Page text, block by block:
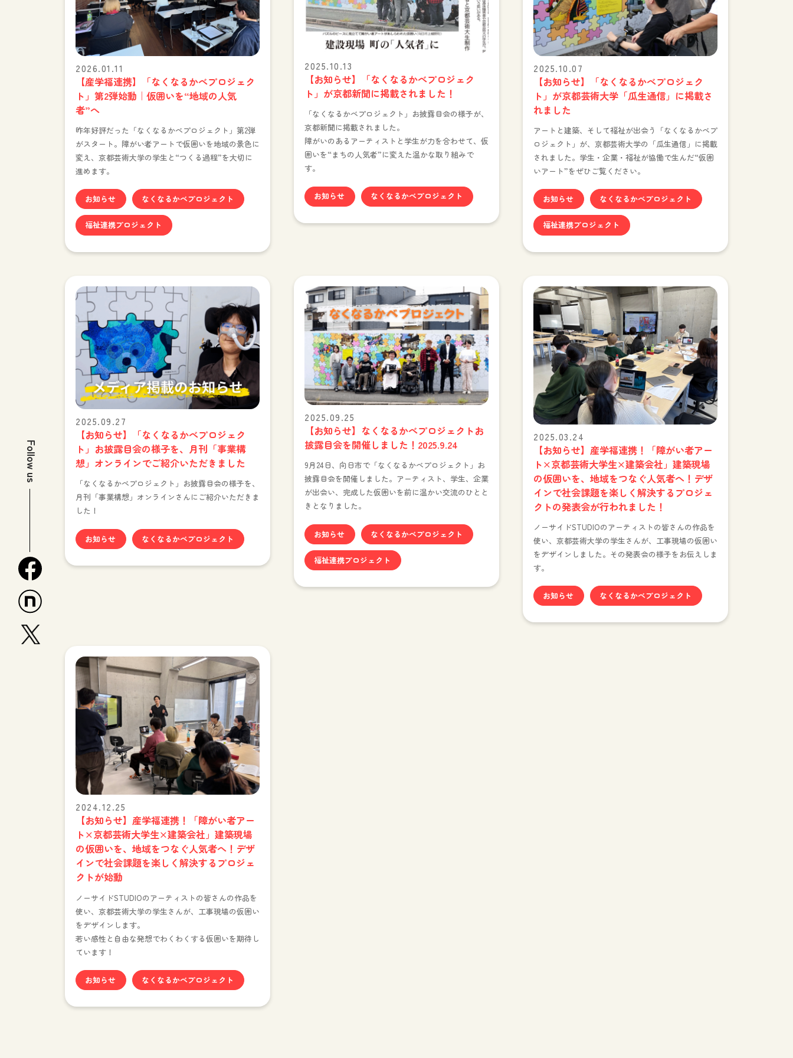
Follow us
facebook
2026.01.11
【産学福連携】「なくなるかべプロジェク
ト」第2弾始動｜仮囲いを“地域の人気
者”へ
昨年好評だった「なくなるかべプロジェクト」第2弾
がスタート。障がい者アートで仮囲いを地域の景色に
変え、京都芸術大学の学生と“つくる過程”を大切に
進めます。
お知らせ なくなるかべプロジェクト
福祉連携プロジェクト
2025.10.13
【お知らせ】「なくなるかべプロジェク
ト」が京都新聞に掲載されました！
「なくなるかべプロジェクト」お披露目会の様子が、
京都新聞に掲載されました。
障がいのあるアーティストと学生が力を合わせて、仮
囲いを“まちの人気者”に変えた温かな取り組みで
す。
お知らせ なくなるかべプロジェクト
2025.10.07
【お知らせ】「なくなるかべプロジェク
ト」が京都芸術大学「瓜生通信」に掲載さ
れました
アートと建築、そして福祉が出会う「なくなるかべプ
ロジェクト」が、京都芸術大学の「瓜生通信」に掲載
されました。学生・企業・福祉が協働で生んだ“仮囲
いアート”をぜひご覧ください。
お知らせ なくなるかべプロジェクト
福祉連携プロジェクト
2025.09.27
【お知らせ】「なくなるかべプロジェク
ト」お披露目会の様子を、月刊「事業構
想」オンラインでご紹介いただきました
「なくなるかべプロジェクト」お披露目会の様子を、
月刊「事業構想」オンラインさんにご紹介いただきま
した！
お知らせ なくなるかべプロジェクト
2025.09.25
【お知らせ】なくなるかべプロジェクトお
披露目会を開催しました！2025.9.24
9月24日、向日市で「なくなるかべプロジェクト」お
披露目会を開催しました。アーティスト、学生、企業
が出会い、完成した仮囲いを前に温かい交流のひとと
きとなりました。
お知らせ なくなるかべプロジェクト
福祉連携プロジェクト
2025.03.24
【お知らせ】産学福連携！「障がい者アー
ト×京都芸術大学生×建築会社」建築現場
の仮囲いを、地域をつなぐ人気者へ！デザ
インで社会課題を楽しく解決するプロジェ
クトの発表会が行われました！
ノーサイドSTUDIOのアーティストの皆さんの作品を
使い、京都芸術大学の学生さんが、工事現場の仮囲い
をデザインしました。その発表会の様子をお伝えしま
す。
お知らせ なくなるかべプロジェクト
2024.12.25
【お知らせ】産学福連携！「障がい者アー
ト×京都芸術大学生×建築会社」建築現場
の仮囲いを、地域をつなぐ人気者へ！デザ
インで社会課題を楽しく解決するプロジェ
クトが始動
ノーサイドSTUDIOのアーティストの皆さんの作品を
使い、京都芸術大学の学生さんが、工事現場の仮囲い
をデザインします。
若い感性と自由な発想でわくわくする仮囲いを期待し
ています！
お知らせ なくなるかべプロジェクト